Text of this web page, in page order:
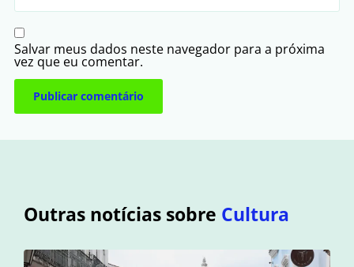
Salvar meus dados neste navegador para a próxima
vez que eu comentar.
Outras notícias sobre Cultura